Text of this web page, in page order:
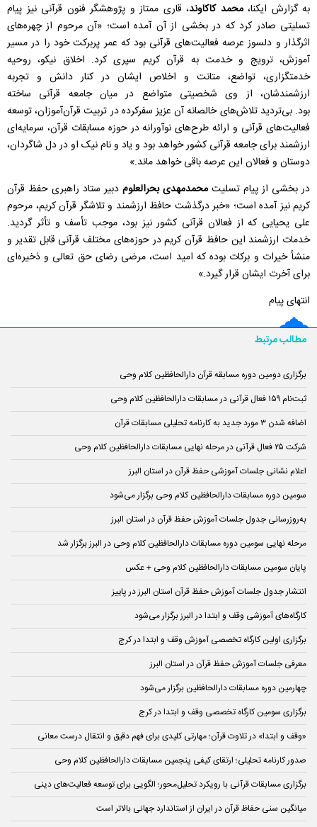
به گزارش ایکنا،محمد کاکاوند، قاری ممتاز و پژوهشگر فنون قرآنی نیز پیام
تسلیتی صادر کرد که در بخشی از آن آمده است؛ «آن مرحوم از چهره‌های
اثرگذار و دلسوز عرصه فعالیت‌های قرآنی بود که عمر پربرکت خود را در مسیر
آموزش، ترویج و خدمت به قرآن کریم سپری کرد. اخلاق نیکو، روحیه
خدمتگزاری، تواضع، متانت و اخلاص ایشان در کنار دانش و تجربه
ارزشمندشان، از وی شخصیتی متواضع در میان جامعه قرآنی ساخته
بود. بی‌تردید تلاش‌های خالصانه آن عزیز سفرکرده در تربیت قرآن‌آموزان، توسعه
فعالیت‌های قرآنی و ارائه طرح‌های نوآورانه در حوزه مسابقات قرآن، سرمایه‌ای
ارزشمند برای جامعه قرآنی کشور خواهد بود و یاد و نام نیک او در دل شاگردان،
دوستان و فعالان این عرصه باقی خواهد ماند.»
در بخشی از پیام تسلیت محمدمهدی بحرالعلوم دبیر ستاد راهبری حفظ قرآن
کریم نیز آمده است؛ «خبر درگذشت حافظ ارزشمند و تلاشگر قرآن کریم، مرحوم
علی یحیایی که از فعالان قرآنی کشور نیز بود، موجب تأسف و تأثر گردید.
خدمات ارزشمند این حافظ قرآن کریم در حوزه‌های مختلف قرآنی قابل تقدیر و
منشأ خیرات و برکات بوده که امید است، مرضی رضای حق تعالی و ذخیره‌ای
برای آخرت ایشان قرار گیرد.»
انتهای پیام
مطالب مرتبط
برگزاری دومین دوره مسابقه قرآن دارالحافظین کلام وحی
ثبت‌نام ۱۵۹ فعال قرآنی در مسابقات دارالحافظین کلام وحی
اضافه شدن ۳ مورد جدید به کارنامه تحلیلی مسابقات قرآن
شرکت ۲۵ فعال قرآنی در مرحله نهایی مسابقات دارالحافظین کلام وحی
اعلام نشانی جلسات آموزشی حفظ قرآن در استان البرز
سومین دوره مسابقات دارالحافظین کلام وحی برگزار می‌شود
به‌روزرسانی جدول جلسات آموزش حفظ قرآن در استان البرز
مرحله نهایی سومین دوره مسابقات دارالحافظین کلام وحی در البرز برگزار شد
پایان سومین مسابقات دارالحافظین کلام وحی + عکس
انتشار جدول جلسات آموزش حفظ قرآن استان البرز در پاییز
کارگاه‌های آموزشی وقف و ابتدا در البرز برگزار می‌شود
برگزاری اولین کارگاه تخصصی آموزش وقف و ابتدا در کرج
معرفی جلسات آموزش حفظ قرآن در استان البرز
چهارمین دوره مسابقات دارالحافظین برگزار می‌شود
برگزاری سومین کارگاه‌ تخصصی وقف و ابتدا در کرج
«وقف و ابتدا» در تلاوت قرآن؛ مهارتی کلیدی برای فهم دقیق و انتقال درست معانی
صدور کارنامه تحلیلی؛ ارتقای کیفی پنجمین مسابقات دارالحافظین کلام وحی
برگزاری مسابقات قرآنی با رویکرد تحلیل‌محور؛ الگویی برای توسعه فعالیت‌های دینی
میانگین سنی حفاظ قرآن در ایران از استاندارد جهانی بالاتر است